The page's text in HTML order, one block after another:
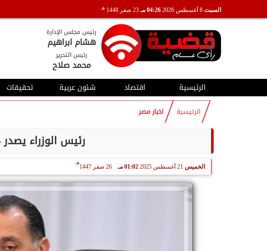
السبت 04:26 مـ 23 صفر 1448 هـ
رئيس مجلس الإدارة
هشام ابراهيم
رئيس التحرير
محمد صلاح
الرئيسية اقتصاد شئون عربية تحقيقات
الرئيسية اخبار مصر
رئيس الوزراء يصدر 4 قرارات جديدة
الخميس 21 أغسطس 2025 01:02 مـ 26 صفر 1447
هـ